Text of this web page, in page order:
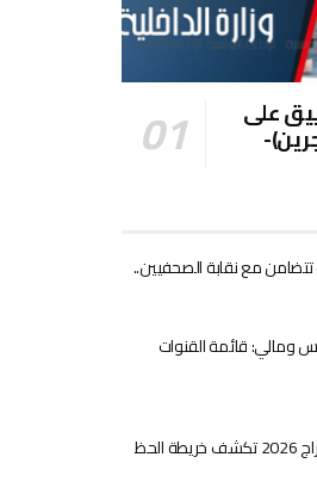
على
مع نقابة الصحفيين..
ومالي: قائمة القنوات
توقعات ماغي فرح للأبراج 2026 تكشف خريطة الحظ